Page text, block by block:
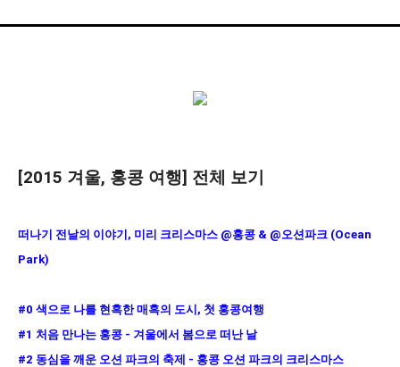
[2015 겨울, 홍콩 여행] 전체 보기
떠나기 전날의 이야기, 미리 크리스마스 @홍콩 & @오션파크 (Ocean
Park)
#0 색으로 나를 현혹한 매혹의 도시, 첫 홍콩여행
#1 처음 만나는 홍콩 - 겨울에서 봄으로 떠난 날
#2 동심을 깨운 오션 파크의 축제 - 홍콩 오션 파크의 크리스마스